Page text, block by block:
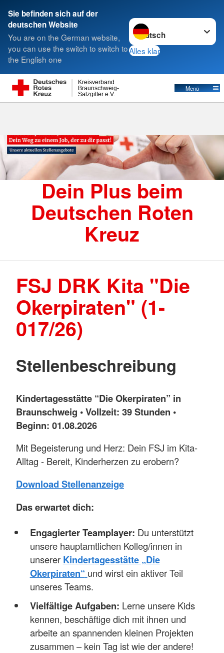
Sie befinden sich auf der
deutschen Website
You are on the German website,
you can use the switch to switch to
the English one
Sprache wechseln zu
Alles klar
Salzgitter e.V.
Braunschweig-
Kreisverband
Menü
Suche
Stellenangebote
Dein Plus beim
Deutschen Roten
Kreuz
FSJ DRK Kita "Die
Okerpiraten" (1-
017/26)
Stellenbeschreibung
Kindertagesstätte “Die Okerpiraten” in
Braunschweig • Vollzeit: 39 Stunden •
Beginn: 01.08.2026
Mit Begeisterung und Herz: Dein FSJ im Kita-
Alltag - Bereit, Kinderherzen zu erobern?
Download Stellenanzeige
Das erwartet dich:
Engagierter Teamplayer: Du unterstützt
unsere hauptamtlichen Kolleg/innen in
unserer Kindertagesstätte „Die
Okerpiraten“ und wirst ein aktiver Teil
unseres Teams.
Vielfältige Aufgaben: Lerne unsere Kids
kennen, beschäftige dich mit ihnen und
arbeite an spannenden kleinen Projekten
zusammen – kein Tag ist wie der andere!